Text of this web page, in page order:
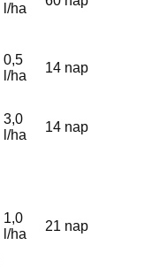
l/ha
0,5
l/ha
14 nap
3,0
l/ha
14 nap
1,0
l/ha
21 nap